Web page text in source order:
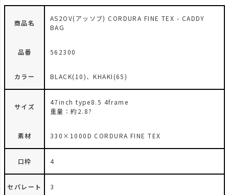
商品名
AS2OV(アッソブ) CORDURA FINE TEX - CADDY
BAG
品番 562300
カラー BLACK(10)、KHAKI(65)
サイズ
47inch type8.5 4frame
重量：約2.8?
素材 330×1000D CORDURA FINE TEX
口枠 4
セパレート 3